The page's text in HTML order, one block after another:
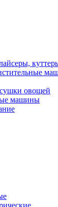
овощей
машины